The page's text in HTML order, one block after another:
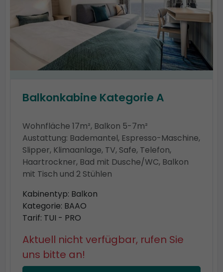
Balkonkabine Kategorie A
Wohnfläche 17m², Balkon 5-7m²
Austattung: Bademantel, Espresso-Maschine,
Slipper, Klimaanlage, TV, Safe, Telefon,
Haartrockner, Bad mit Dusche/WC, Balkon
mit Tisch und 2 Stühlen
Kabinentyp: Balkon
Kategorie: BAAO
Tarif: TUI - PRO
Aktuell nicht verfügbar, rufen Sie
uns bitte an!